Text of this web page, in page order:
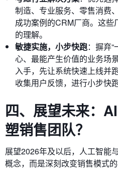
制造、专业服务、零售消费
成功案例的CRM厂商。这
的理解。
敏捷实施，小步快跑：摒弃
心、最能产生价值的业务场
入手，先让系统快速上线并
收集用户反馈，进行小步快
四、展望未来：
塑销售团队？
展望2026年及以后，人工智能
概念，而是深刻改变销售模式的